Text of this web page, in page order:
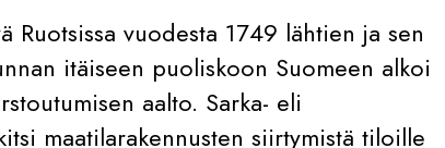
Ruotsissa vuodesta 1749 lähtien ja sen
itäiseen puoliskoon Suomeen alkoi
aalto. Sarka- eli
maatilarakennusten siirtymistä tiloille